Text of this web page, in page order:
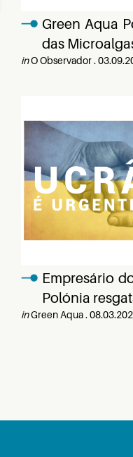
Green Aqua
das
inO Observador .
Empresário
Polónia
inGreen Aqua .